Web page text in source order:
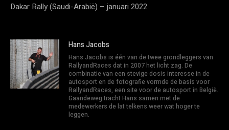
Dakar Rally (Saudi-Arabië) – januari 2022
Hans Jacobs
Hans Jacobs is één van de twee grondleggers van
RallyandRaces dat in 2007 het licht zag. De
combinatie van een stevige dosis interesse in de
autosport en de fotografie vormde de basis voor
RallyandRaces, een site voor de autosport in België.
Gaandeweg tracht Hans samen met de
medewerkers de lat telkens weer wat hoger te
leggen.